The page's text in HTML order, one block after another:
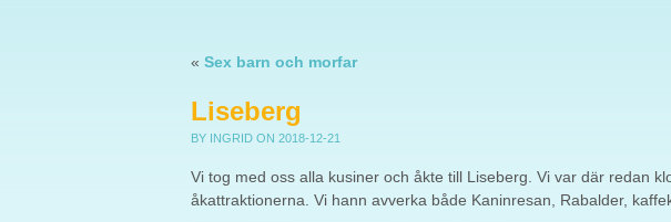
« Sex barn och morfar
Liseberg
BY INGRID ON 2018-12-21
Vi tog med oss alla kusiner och åkte till Liseberg. Vi var där redan
åkattraktionerna. Vi hann avverka både Kaninresan, Rabalder,